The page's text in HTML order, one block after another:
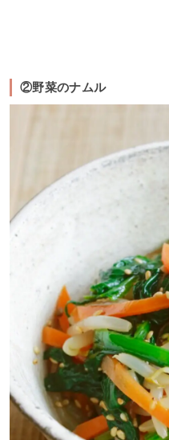
②野菜のナムル